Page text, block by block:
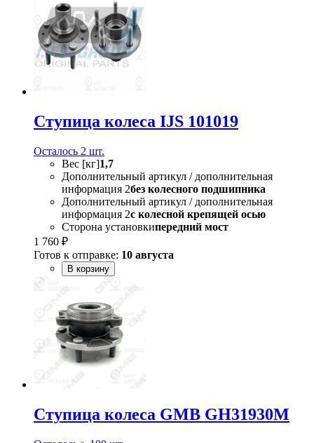
Ступица колеса IJS 101019
Осталось 2 шт.
Вес [кг]1,7
Дополнительный артикул / дополнительная
информация 2без колесного подшипника
Дополнительный артикул / дополнительная
информация 2с колесной крепящей осью
Сторона установкипередний мост
1 760 ₽
Готов к отправке: 10 августа
В корзину
Ступица колеса GMB GH31930M